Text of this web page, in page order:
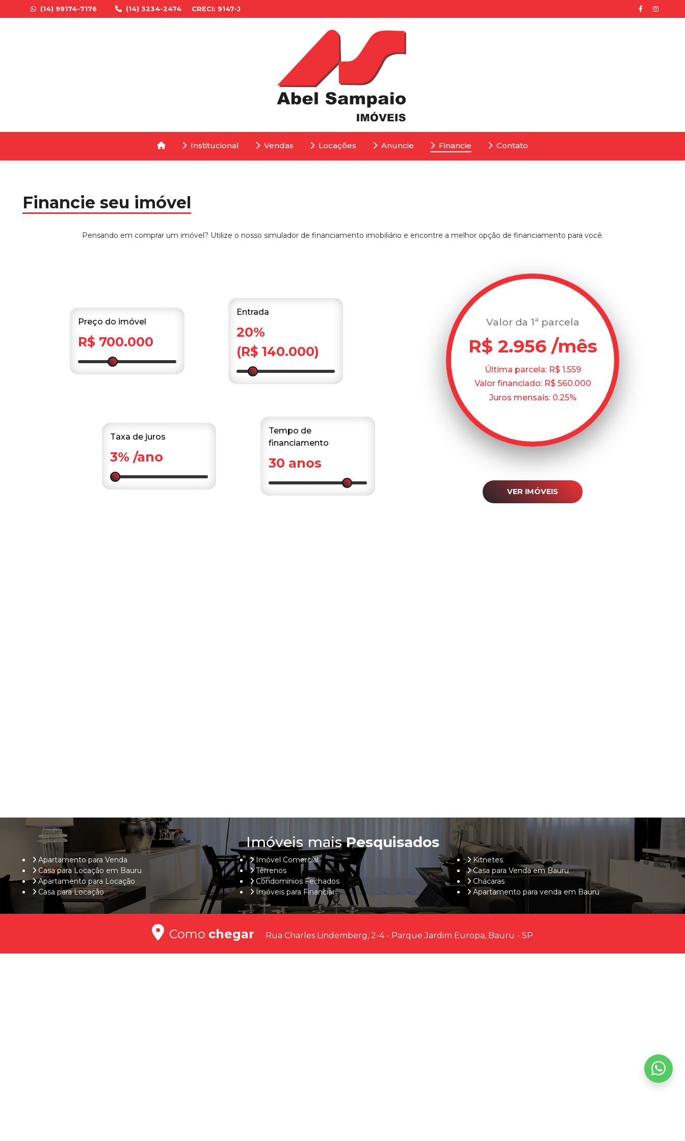
(14) 99174-7176 (14) 3234-2474 CRECI: 9147-J
Institucional Vendas Locações Anuncie Financie Contato
Financie seu imóvel
Pensando em comprar um imóvel? Utilize o nosso simulador de financiamento imobiliário e encontre a melhor opção de financiamento para você.
Preço do imóvel
R$ 700.000
Entrada
20%
(R$ 140.000)
Taxa de juros
3% /ano
Tempo de
financiamento
30 anos
Valor da 1ª parcela
R$ 2.956 /mês
Última parcela: R$ 1.559
Valor financiado: R$ 560.000
Juros mensais: 0.25%
VER IMÓVEIS
Imóveis maisPesquisados
Apartamento para Venda
Casa para Locação em Bauru
Apartamento para Locação
Casa para Locação
Imóvel Comercial
Terrenos
Condomínios Fechados
Imóveis para Financiar
Kitnetes
Casa para Venda em Bauru
Chácaras
Apartamento para venda em Bauru
Como chegar Rua Charles Lindemberg, 2-4 - Parque Jardim Europa, Bauru - SP